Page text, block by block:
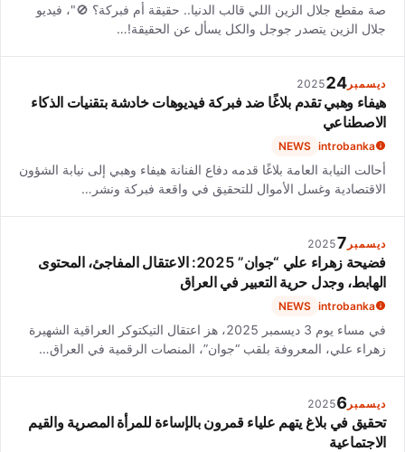
صة مقطع جلال الزين اللي قالب الدنيا.. حقيقة أم فبركة؟ 🚫"، فيديو
جلال الزين يتصدر جوجل والكل يسأل عن الحقيقة!…
ديسمبر 24
2025
هيفاء وهبي تقدم بلاغًا ضد فبركة فيديوهات خادشة بتقنيات الذكاء
الاصطناعي
introbanka
NEWS
أحالت النيابة العامة بلاغًا قدمه دفاع الفنانة هيفاء وهبي إلى نيابة الشؤون
الاقتصادية وغسل الأموال للتحقيق في واقعة فبركة ونشر…
ديسمبر 7
2025
فضيحة زهراء علي “جوان” 2025: الاعتقال المفاجئ، المحتوى
الهابط، وجدل حرية التعبير في العراق
introbanka
NEWS
في مساء يوم 3 ديسمبر 2025، هز اعتقال التيكتوكر العراقية الشهيرة
زهراء علي، المعروفة بلقب “جوان”، المنصات الرقمية في العراق…
ديسمبر 6
2025
تحقيق في بلاغ يتهم علياء قمرون بالإساءة للمرأة المصرية والقيم
الاجتماعية